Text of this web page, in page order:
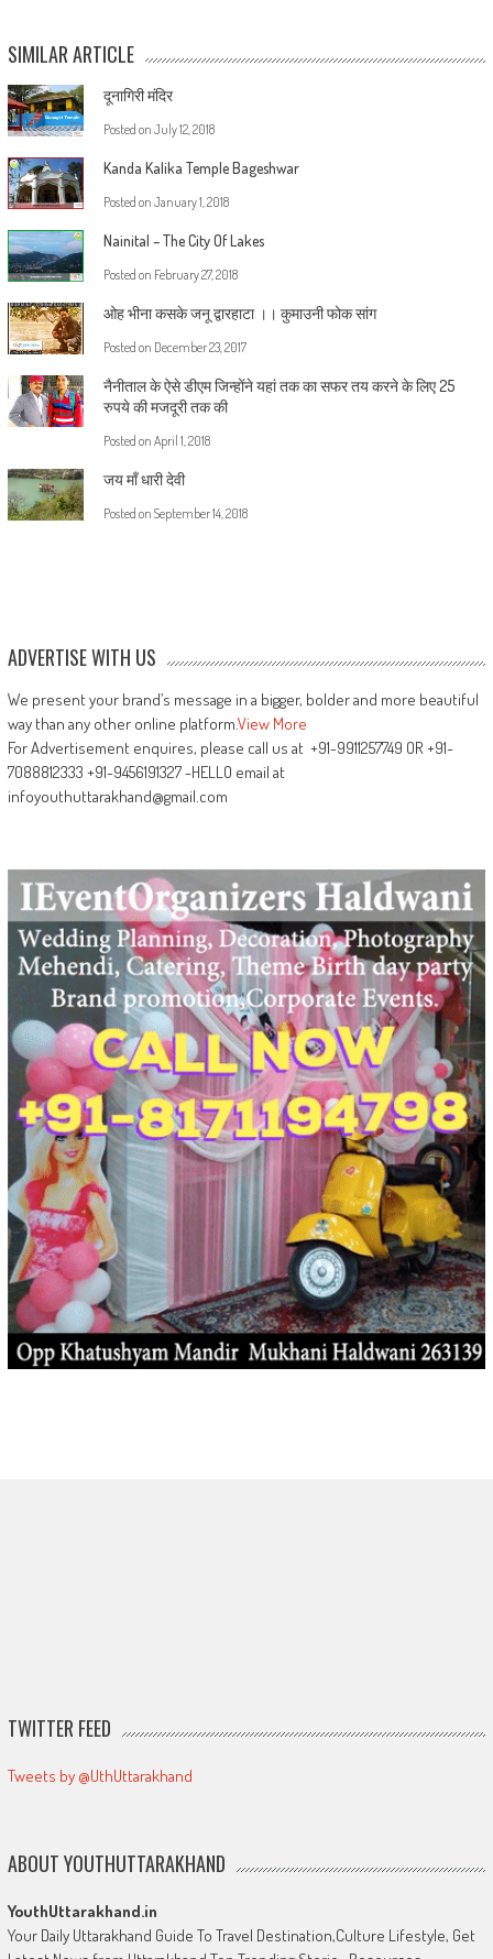
SIMILAR ARTICLE
दूनागिरी मंदिर
Posted on July 12, 2018
Kanda Kalika Temple Bageshwar
Posted on January 1, 2018
Nainital – The City Of Lakes
Posted on February 27, 2018
ओह भीना कसके जनू द्वारहाटा ।। कुमाउनी फोक सांग
Posted on December 23, 2017
नैनीताल के ऐसे डीएम जिन्होंने यहां तक का सफर तय करने के लिए 25
रुपये की मजदूरी तक की
Posted on April 1, 2018
जय माँ धारी देवी
Posted on September 14, 2018
ADVERTISE WITH US
We present your brand’s message in a bigger, bolder and more beautiful
way than any other online platform.View More
For Advertisement enquires, please call us at +91-9911257749 OR +91-
7088812333 +91-9456191327 -HELLO email at
infoyouthuttarakhand@gmail.com
TWITTER FEED
Tweets by @UthUttarakhand
ABOUT YOUTHUTTARAKHAND
YouthUttarakhand.in
Your Daily Uttarakhand Guide To Travel Destination,Culture Lifestyle, Get